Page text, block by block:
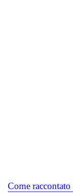
Come raccontato